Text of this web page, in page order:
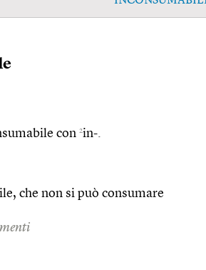
con 2in-.
che non si può consumare